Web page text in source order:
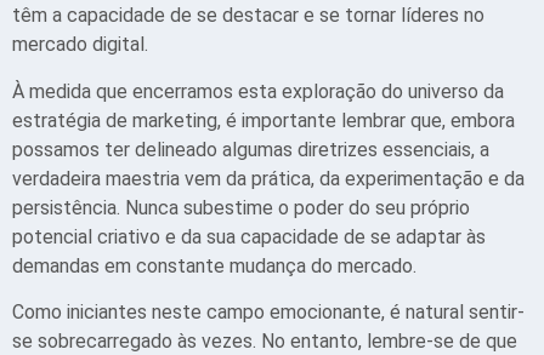
têm a capacidade de se destacar e se tornar líderes no
mercado digital.
À medida que encerramos esta exploração do universo da
estratégia de marketing, é importante lembrar que, embora
possamos ter delineado algumas diretrizes essenciais, a
verdadeira maestria vem da prática, da experimentação e da
persistência. Nunca subestime o poder do seu próprio
potencial criativo e da sua capacidade de se adaptar às
demandas em constante mudança do mercado.
Como iniciantes neste campo emocionante, é natural sentir-
se sobrecarregado às vezes. No entanto, lembre-se de que